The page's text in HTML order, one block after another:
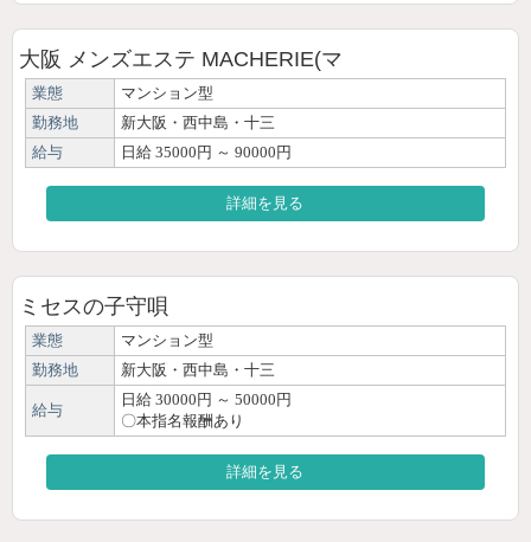
大阪 メンズエステ MACHERIE(マ
業態
マンション型
勤務地
新大阪・西中島・十三
給与
日給 35000円 ～ 90000円
詳細を見る
ミセスの子守唄
業態
マンション型
勤務地
新大阪・西中島・十三
給与
日給 30000円 ～ 50000円
〇本指名報酬あり
詳細を見る